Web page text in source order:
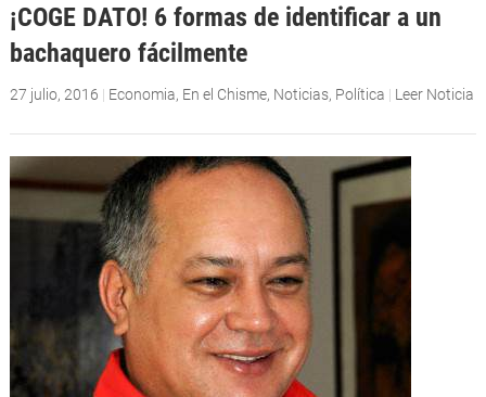
¡COGE DATO! 6 formas de identificar a un
bachaquero fácilmente
27 julio, 2016 | Economia, En el Chisme, Noticias, Política | Leer Noticia